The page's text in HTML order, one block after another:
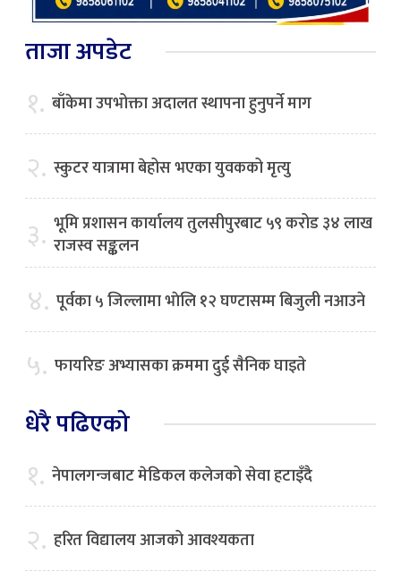
ताजा अपडेट
१. बाँकेमा उपभोक्ता अदालत स्थापना हुनुपर्ने माग
२. स्कुटर यात्रामा बेहोस भएका युवकको मृत्यु
३. भूमि प्रशासन कार्यालय तुलसीपुरबाट ५९ करोड ३४ लाख
राजस्व सङ्कलन
४. पूर्वका ५ जिल्लामा भाेलि १२ घण्टासम्म बिजुली नआउने
५. फायरिङ अभ्यासका क्रममा दुई सैनिक घाइते
धेरै पढिएको
१. नेपालगन्जबाट मेडिकल कलेजको सेवा हटाइँदै
२. हरित विद्यालय आजको आवश्यकता